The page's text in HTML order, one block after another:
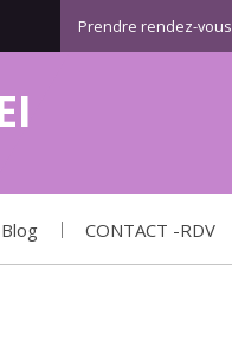
Prendre rendez-vous
Blog CONTACT -RDV